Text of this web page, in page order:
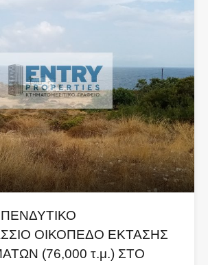
ΟΙΚΟΠΕΔΟ ΕΚΤΑΣΗΣ
(76,000 τ.μ.) ΣΤΟ